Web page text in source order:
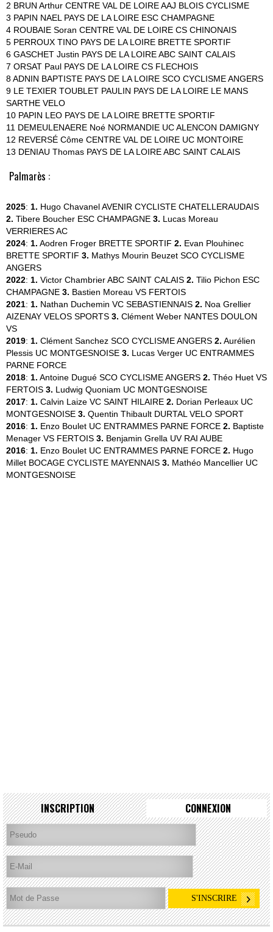
2 BRUN Arthur CENTRE VAL DE LOIRE AAJ BLOIS CYCLISME
3 PAPIN NAEL PAYS DE LA LOIRE ESC CHAMPAGNE
4 ROUBAIE Soran CENTRE VAL DE LOIRE CS CHINONAIS
5 PERROUX TINO PAYS DE LA LOIRE BRETTE SPORTIF
6 GASCHET Justin PAYS DE LA LOIRE ABC SAINT CALAIS
7 ORSAT Paul PAYS DE LA LOIRE CS FLECHOIS
8 ADNIN BAPTISTE PAYS DE LA LOIRE SCO CYCLISME ANGERS
9 LE TEXIER TOUBLET PAULIN PAYS DE LA LOIRE LE MANS
SARTHE VELO
10 PAPIN LEO PAYS DE LA LOIRE BRETTE SPORTIF
11 DEMEULENAERE Noé NORMANDIE UC ALENCON DAMIGNY
12 REVERSÉ Côme CENTRE VAL DE LOIRE UC MONTOIRE
13 DENIAU Thomas PAYS DE LA LOIRE ABC SAINT CALAIS
Palmarès :
2025: 1. Hugo ChavanelAVENIR CYCLISTE CHATELLERAUDAIS
2. Tibere Boucher ESC CHAMPAGNE 3. Lucas Moreau
VERRIERES AC
2024: 1. Aodren Froger BRETTE SPORTIF 2. Evan Plouhinec
BRETTE SPORTIF 3. Mathys Mourin Beuzet SCO CYCLISME
ANGERS
2022: 1. Victor ChambrierABC SAINT CALAIS 2. Tilio Pichon ESC
CHAMPAGNE 3. Bastien Moreau VS FERTOIS
2021: 1. Nathan Duchemin VC SEBASTIENNAIS 2. Noa Grellier
AIZENAY VELOS SPORTS 3. Clément Weber NANTES DOULON
VS
2019: 1. Clément Sanchez SCO CYCLISME ANGERS 2. Aurélien
Plessis UC MONTGESNOISE 3. Lucas Verger UC ENTRAMMES
PARNE FORCE
2018: 1. Antoine Dugué SCO CYCLISME ANGERS 2. Théo Huet VS
FERTOIS 3. Ludwig Quoniam UC MONTGESNOISE
2017: 1. Calvin Laize VC SAINT HILAIRE 2. Dorian Perleaux UC
MONTGESNOISE 3. Quentin Thibault DURTAL VELO SPORT
2016: 1. Enzo Boulet UC ENTRAMMES PARNE FORCE 2. Baptiste
Menager VS FERTOIS 3. Benjamin Grella UV RAI AUBE
2016: 1. Enzo Boulet UC ENTRAMMES PARNE FORCE 2. Hugo
Millet BOCAGE CYCLISTE MAYENNAIS 3. Mathéo Mancellier UC
MONTGESNOISE
INSCRIPTION CONNEXION